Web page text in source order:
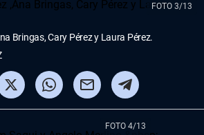
FOTO 3/13
Bringas, Cary Pérez y Laura Pérez.
FOTO 4/13